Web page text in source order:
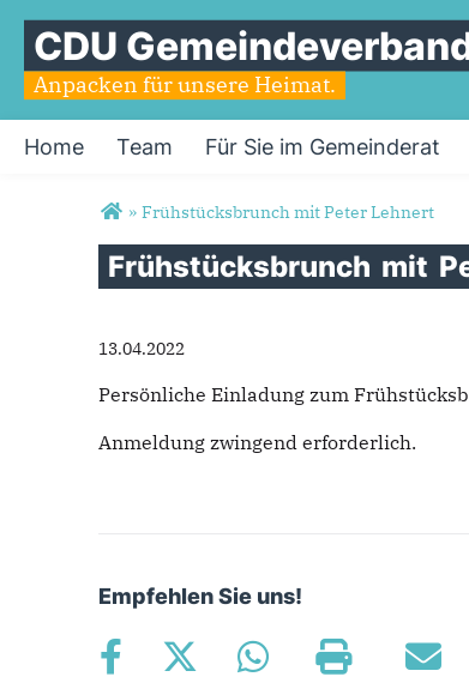
CDU
Anpacken für unsere Heimat.
Home Team Für Sie im Gemeinderat
Sie sind hier
» Frühstücksbrunch mit Peter Lehnert
Frühstücksbrunch mit
13.04.2022
Persönliche Einladung zum
Anmeldung zwingend erforderlich.
Empfehlen Sie uns!